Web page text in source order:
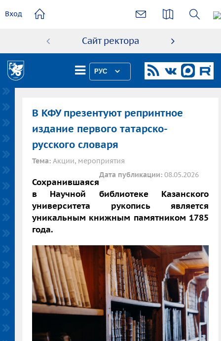
содержанию
Вход
Сайт ректора
РУС
В КФУ презентуют репринтное
издание первого татарско-
русского словаря
Тема: Акции, мероприятия
Дата публикации: 08.05.2026
Сохранившаяся
в Научной библиотеке Казанского
университета рукопись является
уникальным книжным памятником 1785
года.